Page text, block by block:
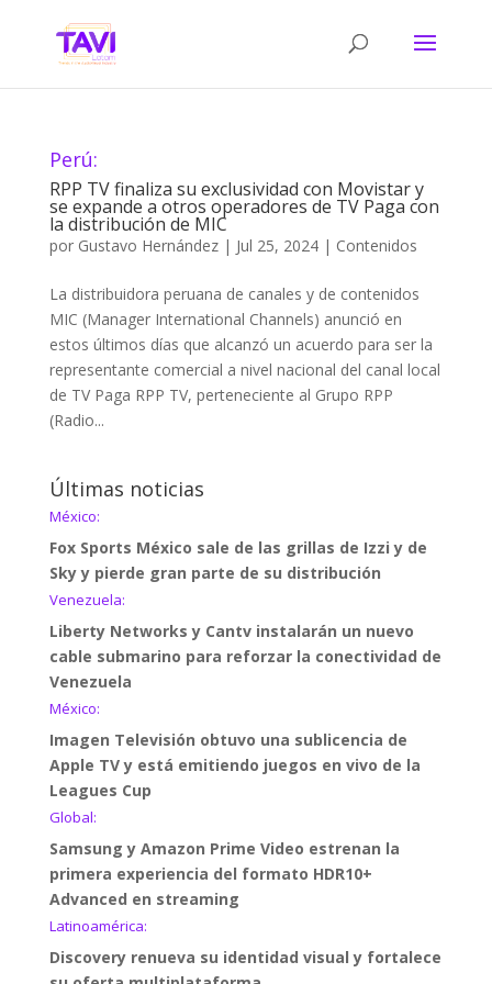
Perú:
RPP TV finaliza su exclusividad con Movistar y
se expande a otros operadores de TV Paga con
la distribución de MIC
por Gustavo Hernández| Jul 25, 2024| Contenidos
La distribuidora peruana de canales y de contenidos
MIC (Manager International Channels) anunció en
estos últimos días que alcanzó un acuerdo para ser la
representante comercial a nivel nacional del canal local
de TV Paga RPP TV, perteneciente al Grupo RPP
(Radio...
Últimas noticias
México:
Fox Sports México sale de las grillas de Izzi y de
Sky y pierde gran parte de su distribución
Venezuela:
Liberty Networks y Cantv instalarán un nuevo
cable submarino para reforzar la conectividad de
Venezuela
México:
Imagen Televisión obtuvo una sublicencia de
Apple TV y está emitiendo juegos en vivo de la
Leagues Cup
Global:
Samsung y Amazon Prime Video estrenan la
primera experiencia del formato HDR10+
Advanced en streaming
Latinoamérica:
Discovery renueva su identidad visual y fortalece